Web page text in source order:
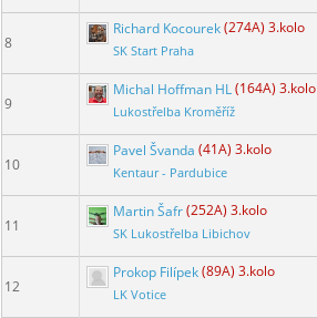
8
Richard Kocourek(274A) 3.kolo
SK Start Praha
9
Michal Hoffman HL(164A) 3.kolo
Lukostřelba Kroměříž
10
Pavel Švanda (41A) 3.kolo
Kentaur - Pardubice
11
Martin Šafr(252A) 3.kolo
SK Lukostřelba Libichov
12
Prokop Filípek(89A) 3.kolo
LK Votice